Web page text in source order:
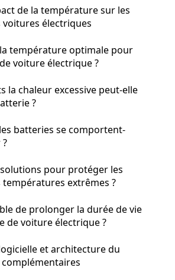
de la température sur les
voitures électriques
température optimale pour
voiture électrique ?
la chaleur excessive peut-elle
?
batteries se comportent-
solutions pour protéger les
extrêmes ?
de prolonger la durée de vie
de voiture électrique ?
et architecture du
complémentaires